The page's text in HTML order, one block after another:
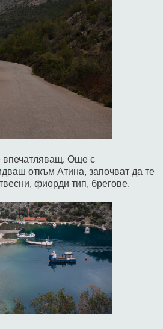
впечатляващ. Още с
откъм Атина, започват да те
фиорди тип, брегове.